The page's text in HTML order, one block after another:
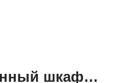
шкаф…